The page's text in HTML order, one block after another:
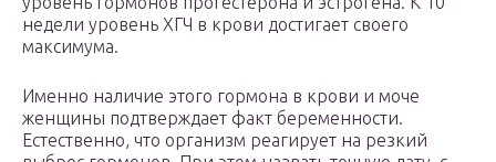
недели уровень ХГЧ в крови достигает своего
максимума.
Именно наличие этого гормона в крови и моче
женщины подтверждает факт беременности.
Естественно, что организм реагирует на резкий